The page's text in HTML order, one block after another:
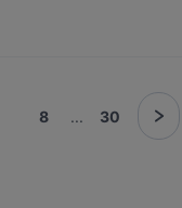
8 ... 30